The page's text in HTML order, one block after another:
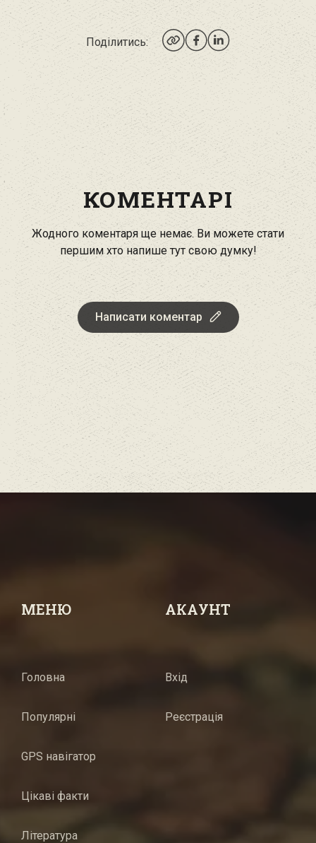
Поділитись:
КОМЕНТАРІ
Жодного коментаря ще немає. Ви можете стати
першим хто напише тут свою думку!
Написати коментар
МЕНЮ
Головна
Популярні
GPS навігатор
Цікаві факти
Література
АКАУНТ
Вхід
Реєстрація